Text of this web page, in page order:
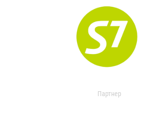
Партнер